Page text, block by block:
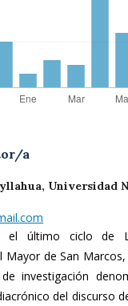
a
Universidad
el último ciclo de
Mayor de San
investigación
del discurso